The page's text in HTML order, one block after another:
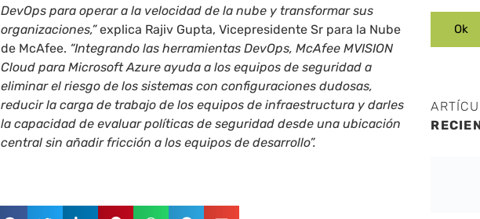
DevOps para operar a la velocidad de la nube y transformar sus
organizaciones,”explica Rajiv Gupta, Vicepresidente Sr para la Nube
de McAfee. “Integrando las herramientas DevOps, McAfee MVISION
Cloud para Microsoft Azure ayuda a los equipos de seguridad a
eliminar el riesgo de los sistemas con configuraciones dudosas,
reducir la carga de trabajo de los equipos de infraestructura y darles
la capacidad de evaluar políticas de seguridad desde una ubicación
central sin añadir fricción a los equipos de desarrollo”.